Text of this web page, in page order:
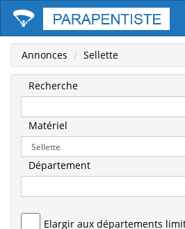
Annonces Sellette
Recherche
Matériel
Département
Elargir aux départements